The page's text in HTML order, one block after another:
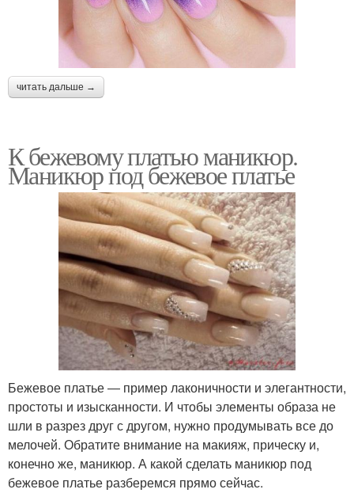
читать дальше →
К бежевому платью маникюр.
Маникюр под бежевое платье
Бежевое платье ― пример лаконичности и элегантности,
простоты и изысканности. И чтобы элементы образа не
шли в разрез друг с другом, нужно продумывать все до
мелочей. Обратите внимание на макияж, прическу и,
конечно же, маникюр. А какой сделать маникюр под
бежевое платье разберемся прямо сейчас.